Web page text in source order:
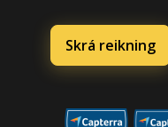
Skrá reikning